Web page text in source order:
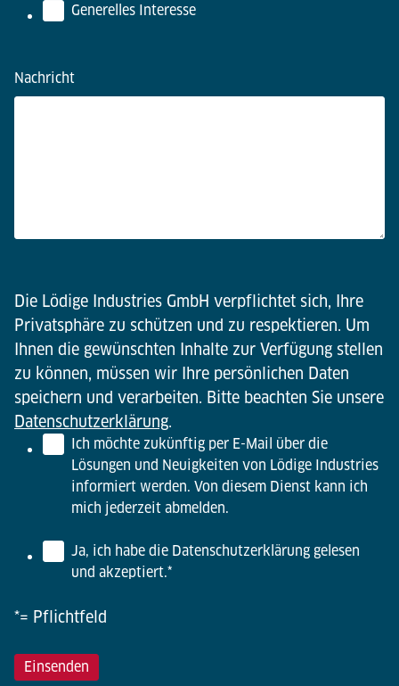
Generelles Interesse
Nachricht
Die Lödige Industries GmbH verpflichtet sich, Ihre
Privatsphäre zu schützen und zu respektieren. Um
Ihnen die gewünschten Inhalte zur Verfügung stellen
zu können, müssen wir Ihre persönlichen Daten
speichern und verarbeiten. Bitte beachten Sie unsere
Datenschutzerklärung.
Ich möchte zukünftig per E-Mail über die
Lösungen und Neuigkeiten von Lödige Industries
informiert werden. Von diesem Dienst kann ich
mich jederzeit abmelden.
Ja, ich habe die Datenschutzerklärung gelesen
und akzeptiert.*
*= Pflichtfeld